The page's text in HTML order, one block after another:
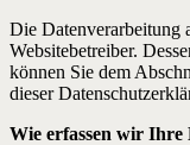
Die Datenverarbeitung
Websitebetreiber.
können Sie dem
dieser
Wie erfassen wir Ihre